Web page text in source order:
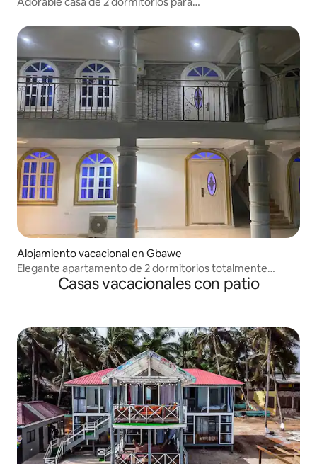
Alojamiento vacacional en Gbawe
Elegante apartamento de 2 dormitorios totalmente
amuebladoCasas vacacionales con patio